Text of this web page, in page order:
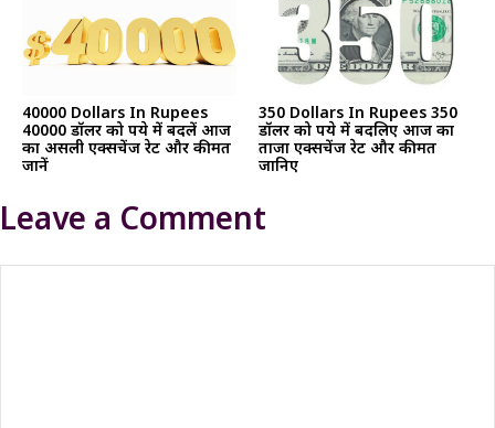
40000 Dollars In Rupees
40000 डॉलर को रुपये में बदलें आज
का असली एक्सचेंज रेट और कीमत
जानें
350 Dollars In Rupees 350
डॉलर को रुपये में बदलिए आज का
ताजा एक्सचेंज रेट और कीमत
जानिए
Leave a Comment